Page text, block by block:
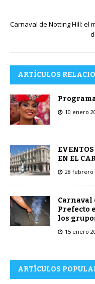
Carnaval de Notting Hill: el
ARTÍCULOS
10 enero
EN EL
28 febrero
Carnaval
Prefecto
los
15 enero
ARTÍCULOS